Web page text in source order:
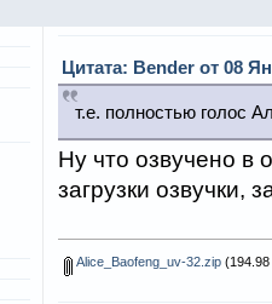
Цитата: Bender от 08
т.е. полностью голос
Ну что озвучено в
загрузки озвучки,
Alice_Baofeng_uv-32.zip(194.98